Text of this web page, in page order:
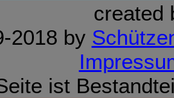
created
2018 by
ist